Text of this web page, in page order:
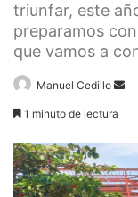
triunfar, este
preparamos
que vamos a
Manuel Cedillo
1 minuto de lectura